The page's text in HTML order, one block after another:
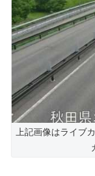
上記画像はライブ